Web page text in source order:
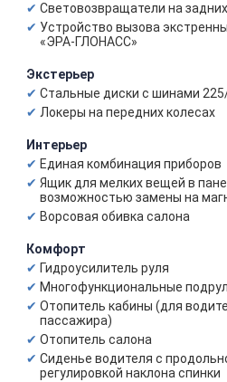
Световозвращатели на
Устройство вызова
«ЭРА-ГЛОНАСС»
Экстерьер
Стальные диски с шинами
Локеры на передних колесах
Интерьер
Единая комбинация приборов
Ящик для мелких вещей в
возможностью замены на
Ворсовая обивка салона
Комфорт
Гидроусилитель руля
Многофункциональные
Отопитель кабины (для
пассажира)
Отопитель салона
Сиденье водителя с
регулировкой наклона спинки